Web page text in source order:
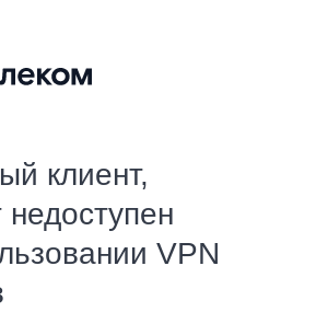
клиент,
VPN